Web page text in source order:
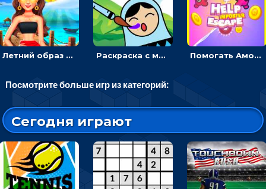
Летний образ для подруг: переодевать девочек для прогулки Раскраска с матрешками для девочек Помогать Амонг Ас бежать из комнаты через преграды - приключения
Посмотрите больше игр из категорий:
Сегодня играют